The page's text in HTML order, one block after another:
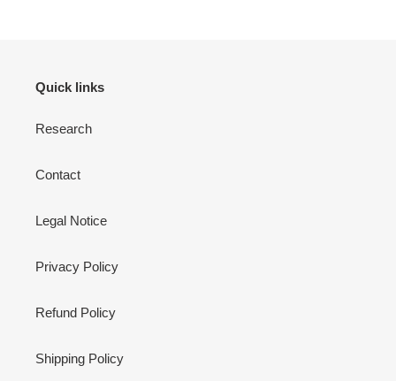
Quick links
Research
Contact
Legal Notice
Privacy Policy
Refund Policy
Shipping Policy